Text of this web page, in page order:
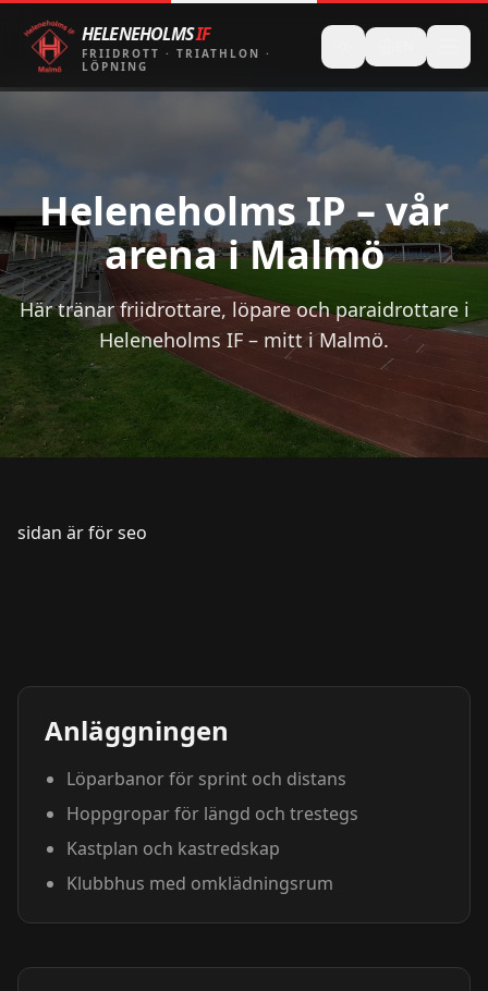
HELENEHOLMSIF
FRIIDROTT · TRIATHLON ·
LÖPNING
Heleneholms IP – vår
arena i Malmö
Här tränar friidrottare, löpare och paraidrottare i
Heleneholms IF – mitt i Malmö.
sidan är för seo
Anläggningen
Löparbanor för sprint och distans
Hoppgropar för längd och trestegs
Kastplan och kastredskap
Klubbhus med omklädningsrum